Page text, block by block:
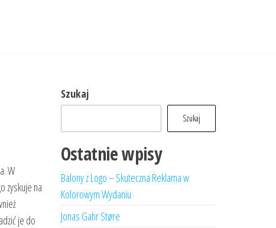
W
zyskuje na
je do
Szukaj
Szukaj
Ostatnie wpisy
Balony z Logo – Skuteczna Reklama w
Kolorowym Wydaniu
Jonas Gahr Støre